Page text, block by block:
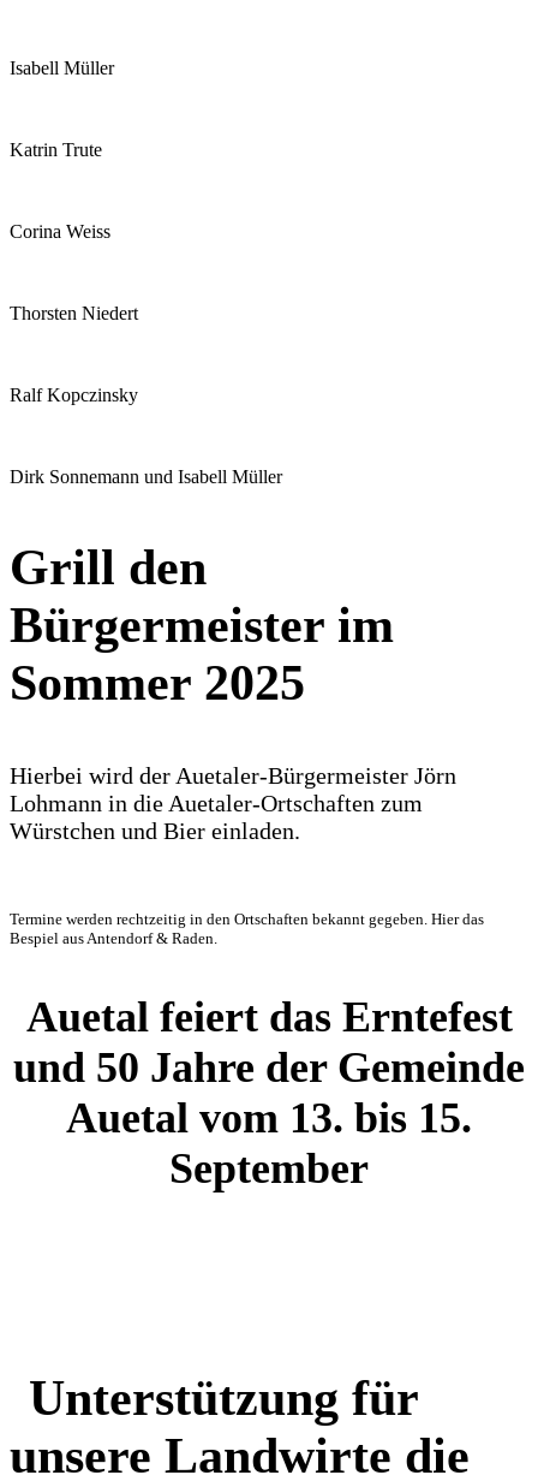
Isabell Müller
Katrin Trute
Corina Weiss
Thorsten Niedert
Ralf Kopczinsky
Dirk Sonnemann und Isabell Müller
Grill den
Bürgermeister im
Sommer 2025
Hierbei wird der Auetaler-Bürgermeister Jörn
Lohmann in die Auetaler-Ortschaften zum
Würstchen und Bier einladen.
Termine werden rechtzeitig in den Ortschaften bekannt gegeben. Hier das
Bespiel aus Antendorf & Raden.
Auetal feiert das Erntefest
und 50 Jahre der Gemeinde
Auetal vom 13. bis 15.
September
Unterstützung für
unsere Landwirte die